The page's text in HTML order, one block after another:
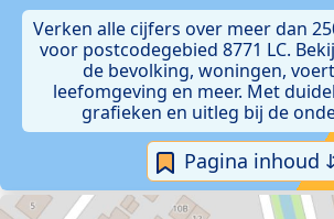
Verken alle cijfers over meer dan
voor postcodegebied 8771 LC.
de bevolking, woningen,
leefomgeving en meer. Met
grafieken en uitleg bij de
Pagina inhoud